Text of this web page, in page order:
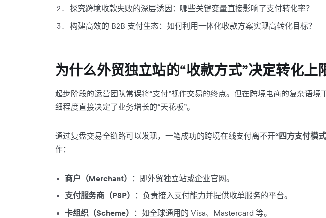
探究跨境收款失败的深层诱因：哪些关键变量直接影响了支付转化率？
构建高效的 B2B 支付生态：如何利用一体化收款方案实现高转化目标？
为什么外贸独立站的“收款方式”决定转化上
起步阶段的运营团队常误将“支付”视作交易的终点。但在跨境电商的复杂语境
细程度直接决定了业务增长的“天花板”。
通过复盘交易全链路可以发现，一笔成功的跨境在线支付离不开“四方支付模
作：
商户（Merchant）
：即外贸独立站或企业官网。
支付服务商（PSP）
：负责接入支付能力并提供收单服务的平台。
卡组织（Scheme）
：如全球通用的 Visa、Mastercard 等。